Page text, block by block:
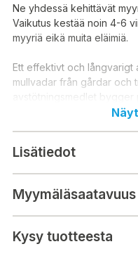
Ne yhdessä kehittävät
Vaikutus kestää noin 4-6
myyriä eikä muita eläimiä.
Ett effektivt och långvarigt
mullvadar från gårdar och
avstötningsmedlet
från naturen. Tillsammans
Lisätiedot
Myymäläsaatavuus
Kysy tuotteesta